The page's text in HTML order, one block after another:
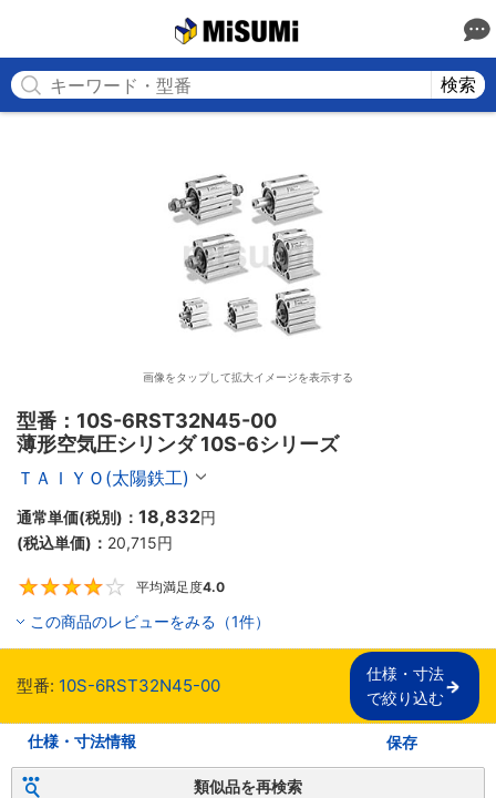
検索
画像をタップして拡大イメージを表示する
型番：10S-6RST32N45-00
薄形空気圧シリンダ 10S-6シリーズ
ＴＡＩＹＯ(太陽鉄工)
通常単価(税別)： 18,832円
(税込単価)： 20,715円
平均満足度4.0
この商品のレビューをみる（1件）
型番: 10S-6RST32N45-00
仕様・寸法
で絞り込む
仕様・寸法情報 保存
類似品を再検索